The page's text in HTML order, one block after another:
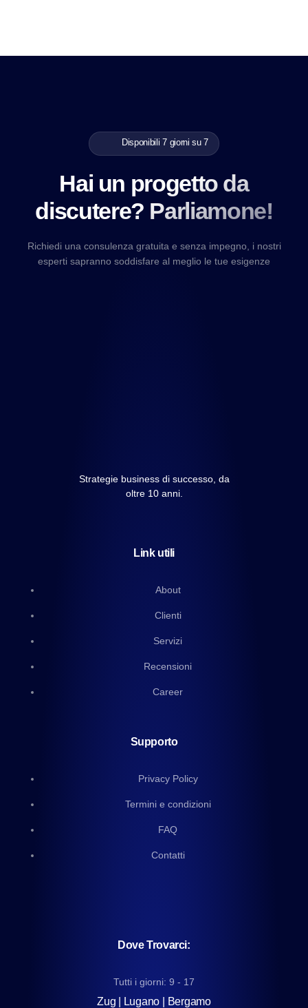
Disponibili 7 giorni su 7
Hai un progetto da
discutere? Parliamone!
Richiedi una consulenza gratuita e senza impegno, i nostri
esperti sapranno soddisfare al meglio le tue esigenze
Strategie business di successo, da
oltre 10 anni.
Link utili
About
Clienti
Servizi
Recensioni
Career
Supporto
Privacy Policy
Termini e condizioni
FAQ
Contatti
Dove Trovarci:
Tutti i giorni: 9 - 17
Zug | Lugano | Bergamo